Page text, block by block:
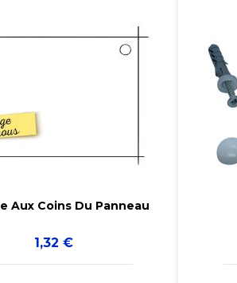
Aux Coins Du Panneau
Prix
1,32 €